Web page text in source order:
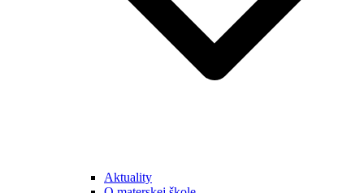
Aktuality